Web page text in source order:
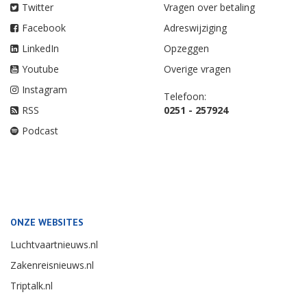
Twitter
Facebook
LinkedIn
Youtube
Instagram
RSS
Podcast
Vragen over betaling
Adreswijziging
Opzeggen
Overige vragen
Telefoon:
0251 - 257924
ONZE WEBSITES
Luchtvaartnieuws.nl
Zakenreisnieuws.nl
Triptalk.nl